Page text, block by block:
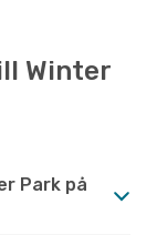
Winter
Park på